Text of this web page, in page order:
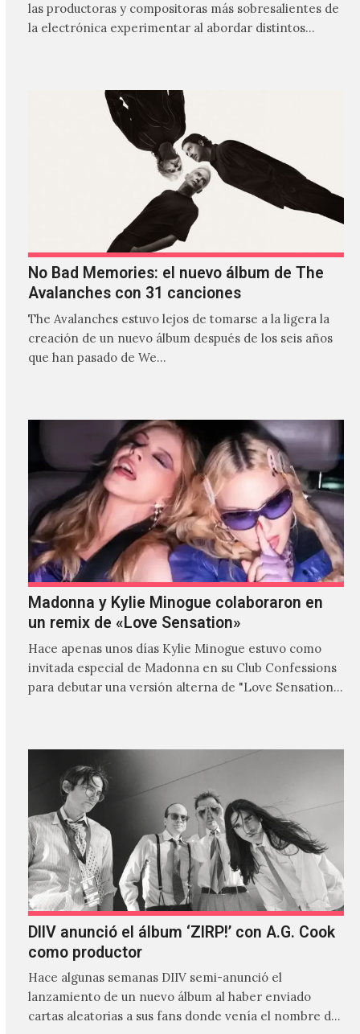
las productoras y compositoras más sobresalientes de
la electrónica experimentar al abordar distintos
No Bad Memories: el nuevo álbum de The
Avalanches con 31 canciones
The Avalanches estuvo lejos de tomarse a la ligera la
creación de un nuevo álbum después de los seis años
que han pasado de We…
Madonna y Kylie Minogue colaboraron en
un remix de «Love Sensation»
Hace apenas unos días Kylie Minogue estuvo como
invitada especial de Madonna en su Club Confessions
para debutar una versión alterna de "Love Sensation",
DIIV anunció el álbum ‘ZIRP!’ con A.G. Cook
como productor
Hace algunas semanas DIIV semi-anunció el
lanzamiento de un nuevo álbum al haber enviado
cartas aleatorias a sus fans donde venía el nombre de